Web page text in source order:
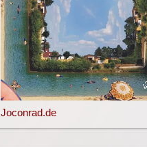
Joconrad.de